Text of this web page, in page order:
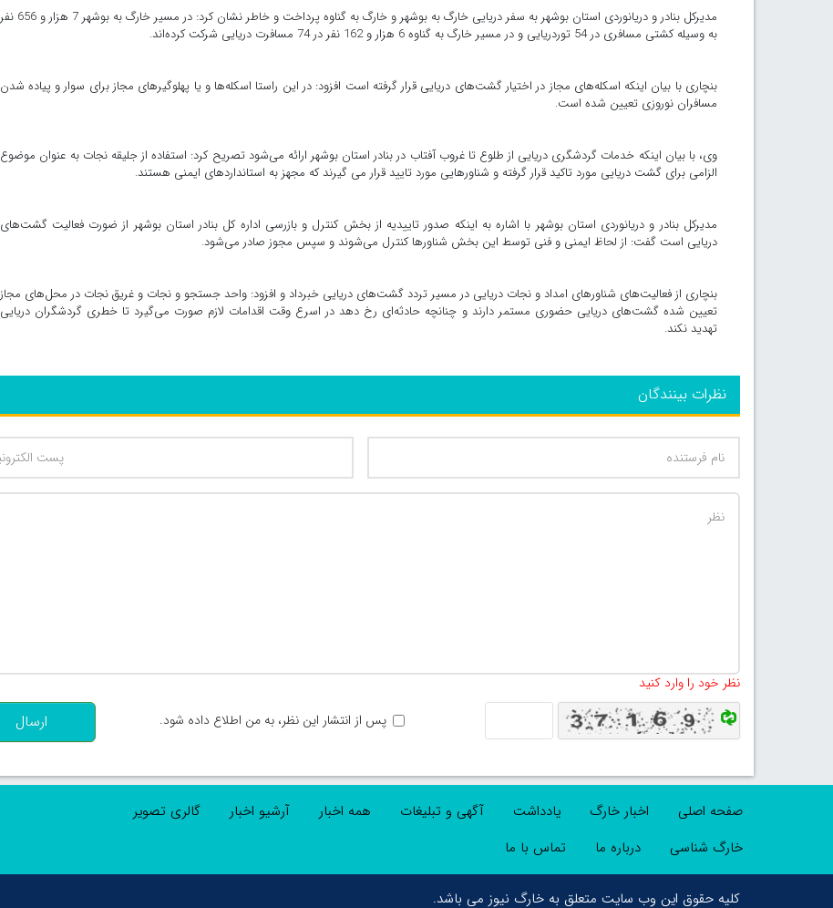
مدیرکل بنادر و دریانوردی استان بوشهر به سفر دریایی خارگ به بوشهر و خارگ به گناوه پرداخت و خاطر نشان کرد: در مسیر خارگ به بوشهر 7 هزار و 656 نفر
به وسیله کشتی مسافری در 54 توردریایی و در مسیر خارگ به گناوه 6 هزار و 162 نفر در 74 مسافرت دریایی شرکت کرده‌اند.
بنچاری با بیان اینکه اسکله‌های مجاز در اختیار گشت‌های دریایی قرار گرفته است افزود: در این راستا اسکله‌ها و یا پهلوگیر‌های مجاز برای سوار و پیاده شدن
مسافران نوروزی تعیین شده است.
وی، با بیان اینکه خدمات گردشگری دریایی از طلوع تا غروب آفتاب در بنادر استان بوشهر ارائه می‌شود تصریح کرد: استفاده از جلیقه نجات به عنوان موضوع
الزامی برای گشت دریایی مورد تاکید قرار گرفته و شناورهایی مورد تایید قرار می گیرند که مجهز به استانداردهای ایمنی هستند.
مدیرکل بنادر و دریانوردی استان بوشهر با اشاره به اینکه صدور تاییدیه از بخش کنترل و بازرسی اداره کل بنادر استان بوشهر از ضورت فعالیت گشت‌های
دریایی است گفت: از لحاظ ایمنی و فنی توسط این بخش شناورها کنترل می‌شوند و سپس مجوز صادر می‌‌شود.
بنچاری از فعالیت‌های شناورهای امداد و نجات دریایی در مسیر تردد گشت‌های دریایی خبرداد و افزود: واحد جستجو و نجات و غریق نجات در محل‌های مجاز
تعیین شده گشت‌های دریایی حضوری مستمر دارند و چنانچه حادثه‌ای رخ دهد در اسرع وقت اقدامات لازم صورت می‌گیرد تا خطری گردشگران دریایی
تهدید نکند.
نظرات بینندگان
نظر خود را وارد کنید
پس از انتشار این نظر، به من اطلاع داده شود.
ارسال
صفحه اصلی اخبار خارگ یادداشت آگهی و تبلیغات همه اخبار آرشیو اخبار
گالری تصویر
خارگ شناسی
درباره ما تماس با ما
کلیه حقوق این وب سایت متعلق به خارگ نیوز می باشد.